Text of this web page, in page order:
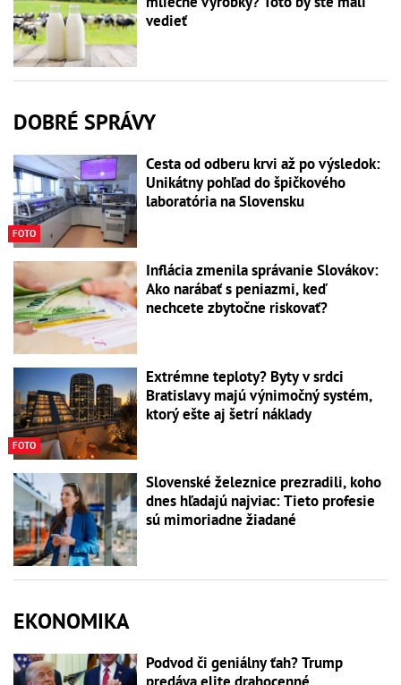
vedieť
DOBRÉ SPRÁVY
FOTO
Cesta od odberu krvi až po výsledok:
Unikátny pohľad do špičkového
laboratória na Slovensku
Inflácia zmenila správanie Slovákov:
Ako narábať s peniazmi, keď
nechcete zbytočne riskovať?
FOTO
Extrémne teploty? Byty v srdci
Bratislavy majú výnimočný systém,
ktorý ešte aj šetrí náklady
Slovenské železnice prezradili, koho
dnes hľadajú najviac: Tieto profesie
sú mimoriadne žiadané
EKONOMIKA
Podvod či geniálny ťah? Trump